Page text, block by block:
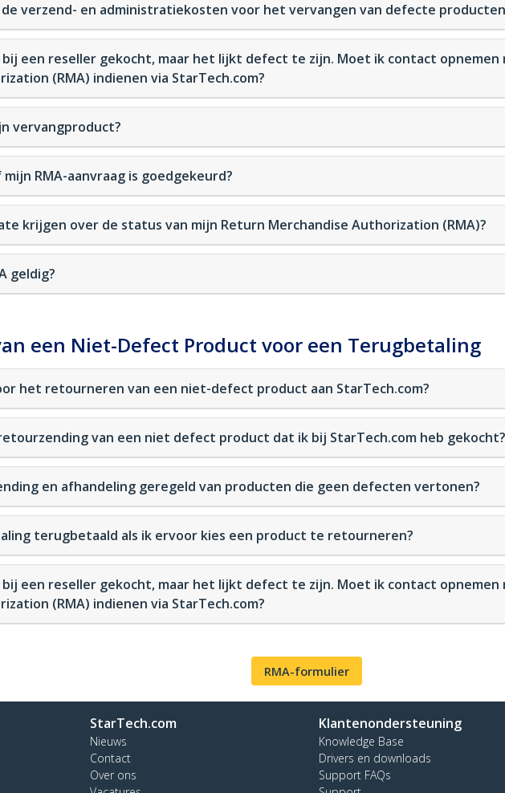
de verzend- en administratiekosten voor het vervangen van defecte
een reseller gekocht, maar het lijkt defect te zijn. Moet ik contact
(RMA) indienen via StarTech.com?
vervangproduct?
RMA-aanvraag is goedgekeurd?
krijgen over de status van mijn Return Merchandise Authorization (RMA)?
geldig?
een Niet-Defect Product voor een Terugbetaling
het retourneren van een niet-defect product aan StarTech.com?
van een niet defect product dat ik bij StarTech.com heb gekocht?
en afhandeling geregeld van producten die geen defecten vertonen?
terugbetaald als ik ervoor kies een product te retourneren?
een reseller gekocht, maar het lijkt defect te zijn. Moet ik contact
(RMA) indienen via StarTech.com?
RMA-formulier
StarTech.com
Nieuws
Contact
Over ons
Klantenondersteuning
Knowledge Base
Drivers en downloads
Support FAQs